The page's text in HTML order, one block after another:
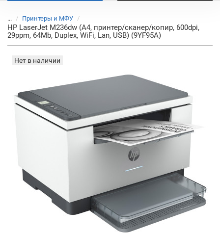
... Принтеры и МФУ
HP LaserJet M236dw (A4, принтер/сканер/копир, 600dpi,
29ppm, 64Mb, Duplex, WiFi, Lan, USB) (9YF95A)
Нет в наличии